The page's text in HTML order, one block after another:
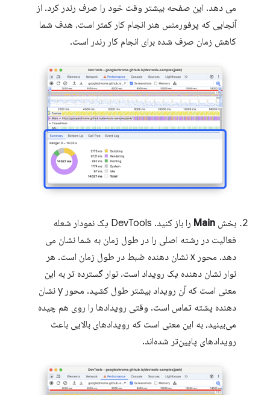
می دهد. این صفحه بیشتر وقت خود را صرف رندر کرد. از
آنجایی که پرفورمنس هنر انجام کار کمتر است، هدف شما
کاهش زمان صرف شده برای انجام کار رندر است.
بخش Main
را باز کنید. DevTools یک نمودار شعله
فعالیت در رشته اصلی را در طول زمان به شما نشان می
دهد. محور x نشان دهنده ضبط در طول زمان است. هر
نوار نشان دهنده یک رویداد است. نوار گسترده تر به این
معنی است که آن رویداد بیشتر طول کشید. محور y نشان
دهنده پشته تماس است. وقتی رویدادها را روی هم چیده
می‌بینید، به این معنی است که رویدادهای بالایی باعث
رویدادهای پایین‌تر شده‌اند.